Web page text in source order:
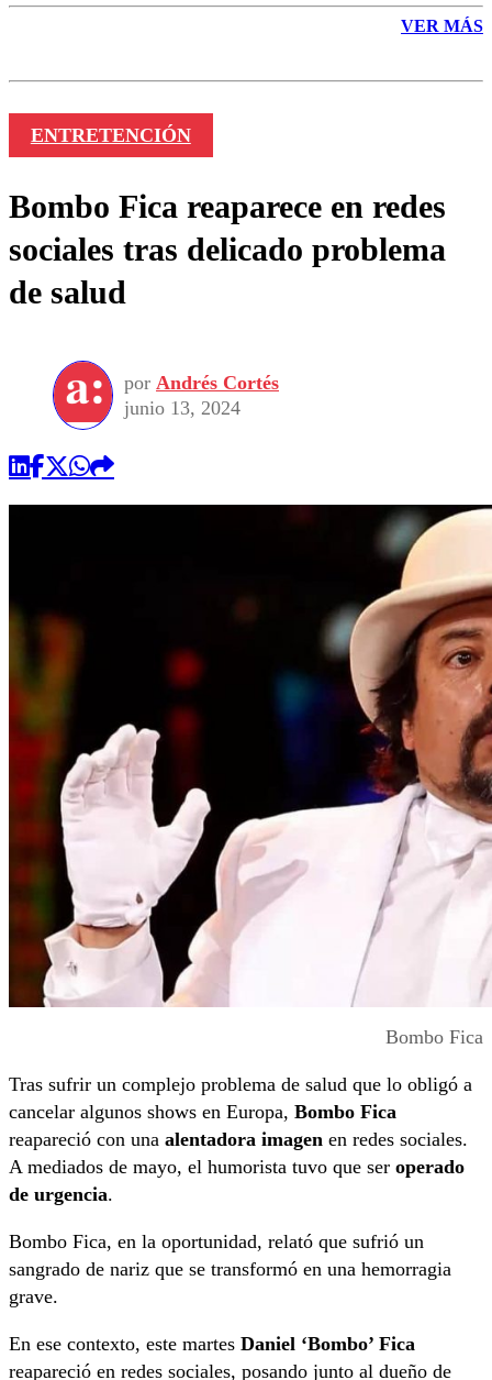
VER MÁS
ENTRETENCIÓN
Bombo Fica reaparece en redes
sociales tras delicado problema
de salud
por Andrés Cortés
junio 13, 2024
Bombo Fica
Tras sufrir un complejo problema de salud que lo obligó a
cancelar algunos shows en Europa, Bombo Fica
reapareció con una alentadora imagen en redes sociales.
A mediados de mayo, el humorista tuvo que ser operado
de urgencia.
Bombo Fica, en la oportunidad, relató que sufrió un
sangrado de nariz que se transformó en una hemorragia
grave.
En ese contexto, este martes Daniel ‘Bombo’ Fica
reapareció en redes sociales, posando junto al dueño de